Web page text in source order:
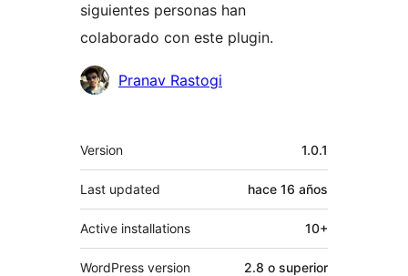
siguientes personas han
colaborado con este plugin.
Colaboradores
Pranav Rastogi
Meta
Version 1.0.1
Last updated hace 16 años
Active installations 10+
WordPress version 2.8 o superior